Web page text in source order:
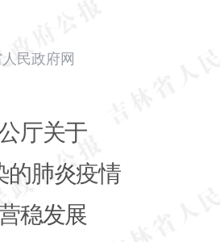
民政府网
厅关于
的肺炎疫情
稳发展